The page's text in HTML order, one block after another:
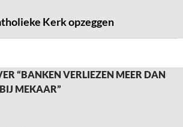
Kerk opzeggen
“BANKEN VERLIEZEN MEER DAN
MEKAAR”